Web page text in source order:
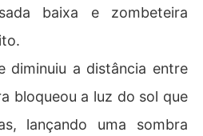
baixa e zombeteira
diminuiu a distância entre
bloqueou a luz do sol que
lançando uma sombra